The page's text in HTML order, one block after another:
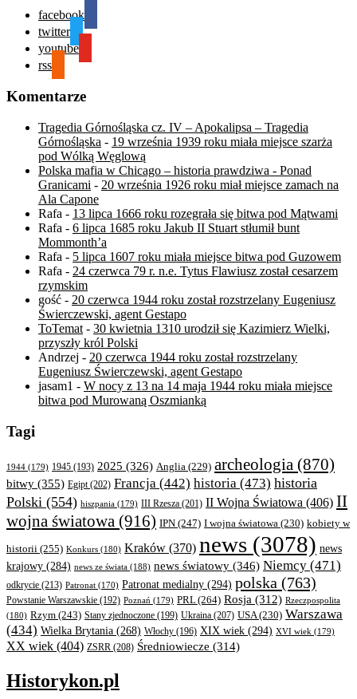
facebook
twitter
youtube
rss
Komentarze
Tragedia Górnośląska cz. IV – Apokalipsa – Tragedia
Górnośląska - 19 września 1939 roku miała miejsce szarża
pod Wólką Węglową
Polska mafia w Chicago – historia prawdziwa - Ponad
Granicami - 20 września 1926 roku miał miejsce zamach na
Ala Capone
Rafa - 13 lipca 1666 roku rozegrała się bitwa pod Mątwami
Rafa - 6 lipca 1685 roku Jakub II Stuart stłumił bunt
Mommonth’a
Rafa - 5 lipca 1607 roku miała miejsce bitwa pod Guzowem
Rafa - 24 czerwca 79 r. n.e. Tytus Flawiusz został cesarzem
rzymskim
gość - 20 czerwca 1944 roku został rozstrzelany Eugeniusz
Świerczewski, agent Gestapo
ToTemat - 30 kwietnia 1310 urodził się Kazimierz Wielki,
przyszły król Polski
Andrzej - 20 czerwca 1944 roku został rozstrzelany
Eugeniusz Świerczewski, agent Gestapo
jasam1 - W nocy z 13 na 14 maja 1944 roku miała miejsce
bitwa pod Murowaną Oszmianką
Tagi
1944 (179) 1945 (193) 2025 (326) Anglia (229) archeologia (870)
bitwy (355) Egipt(202) Francja (442) historia (473) historia
Polski (554) hiszpania (179) III Rzesza (201) II Wojna Światowa (406) II
wojna światowa (916) IPN (247) I wojna światowa (230) kobiety w
historii (255) Konkurs (180) Kraków (370) news (3078) news
krajowy (284) news ze świata (188) news światowy (346) Niemcy (471)
odkrycie (213) Patronat (170) Patronat medialny (294) polska (763)
Powstanie Warszawskie (192) Poznań (179) PRL(264) Rosja (312) Rzeczpospolita
(180) Rzym (243) Stany zjednoczone (199) Ukraina (207) USA(230) Warszawa
(434) Wielka Brytania (268) Włochy (196) XIX wiek (294) XVI wiek (179)
XX wiek (404) ZSRR (208) Średniowiecze (314)
Historykon.pl